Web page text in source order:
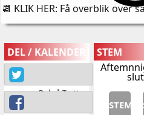
📆 KLIK HER: Få overblik over
DEL / KALENDER
Del på Twitter
STEM
STEM